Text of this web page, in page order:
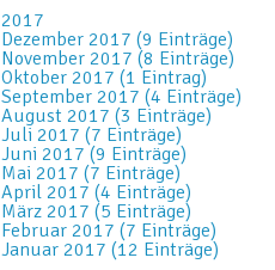
2017
Dezember 2017 (9 Einträge)
November 2017 (8 Einträge)
Oktober 2017 (1 Eintrag)
September 2017 (4 Einträge)
August 2017 (3 Einträge)
Juli 2017 (7 Einträge)
Juni 2017 (9 Einträge)
Mai 2017 (7 Einträge)
April 2017 (4 Einträge)
März 2017 (5 Einträge)
Februar 2017 (7 Einträge)
Januar 2017 (12 Einträge)